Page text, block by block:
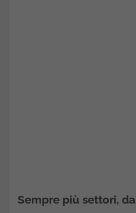
Sempre più settori,